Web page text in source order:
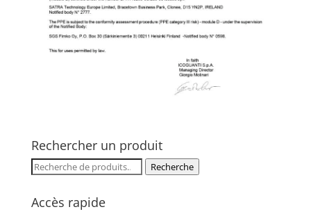
Rechercher un produit
Recherche
Recherche
Accès rapide